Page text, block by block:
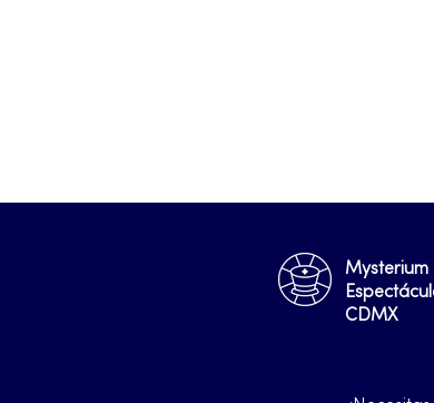
CDMX